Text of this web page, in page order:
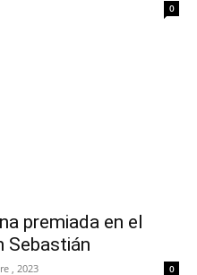
0
premiada en el
Sebastián
, 2023 0